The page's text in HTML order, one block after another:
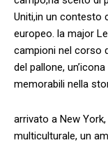
Uniti,in un‍ contesto
europeo. ‌la major
campioni⁣ nel corso
del pallone,
memorabili⁢ nella⁣
arrivato a ⁤New⁢
multiculturale,⁣ un